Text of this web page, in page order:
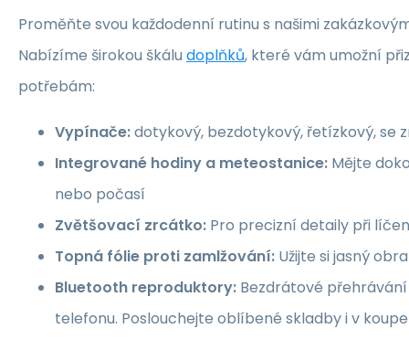
Proměňte svou každodenní rutinu s našimi
Nabízíme širokou škálu doplňků, které vám umožní
potřebám:
Vypínače:dotykový, bezdotykový, řetízkový, se
Integrované hodiny a meteostanice: Mějte
nebo počasí
Zvětšovací zrcátko: Pro precizní detaily při
Topná fólie proti zamlžování: Užijte si jasný
Bluetooth reproduktory: Bezdrátové
telefonu. Poslouchejte oblíbené skladby i v